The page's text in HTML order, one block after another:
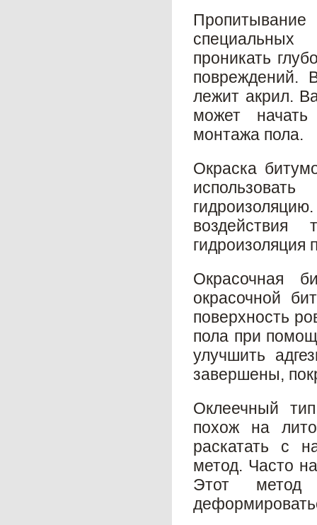
проникать
повреждений.
лежит акрил.
может начать
монтажа пола.
Окраска
гидроизоляция
Окрасочная
окрасочной
поверхность
пола при
улучшить
завершены,
Оклеечный
похож на
раскатать с
метод. Часто
Этот